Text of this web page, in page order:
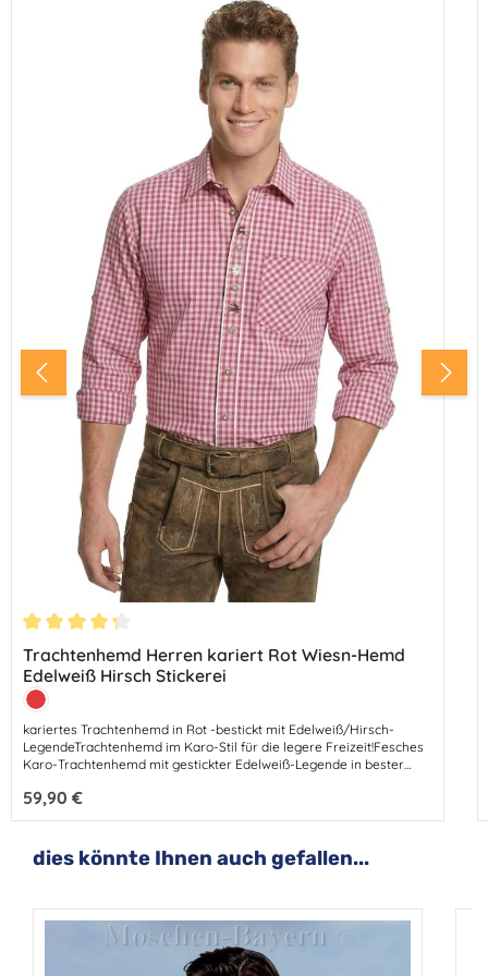
Durchschnittliche Bewertung von 4.33 von 5 Sternen
Trachtenhemd Herren kariert Rot Wiesn-Hemd
Edelweiß Hirsch Stickerei
Farbe:
Rot
kariertes Trachtenhemd in Rot -bestickt mit Edelweiß/Hirsch-
LegendeTrachtenhemd im Karo-Stil für die legere Freizeit!Fesches
Karo-Trachtenhemd mit gestickter Edelweiß-Legende in bester
Trend.Dieses schöne Trachtenhemd ist in komfortabler, luftiger
Stoff-Qualität (angenehmer Twill) gearbeitet –genau das Richtige
die Knopfleiste.Ein perfektes Trachtenhemd für Ihre Freizeit-
Aktivitäten – mit diesem Hemd sind Sie immer chic gekleidet.
Regulärer Preis:
59,90 €
Produktgalerie überspringen
dies könnte Ihnen auch gefallen...